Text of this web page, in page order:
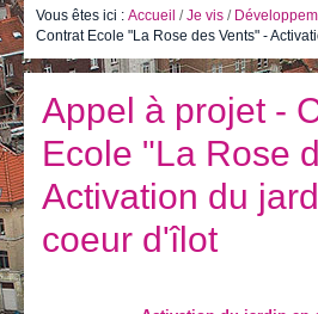
Vie politique
Je vis
Je visite
Publications
Vous êtes ici : Accueil /Je vis /
Contrat Ecole "La Rose des Vents" -
Appel à projet -
Ecole "La Rose
Activation du
coeur d'îlot